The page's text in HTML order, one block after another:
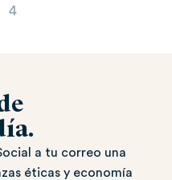
4
a tu correo una
éticas y economía